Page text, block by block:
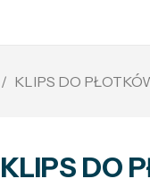
KLIPS DO
KLIPS DO